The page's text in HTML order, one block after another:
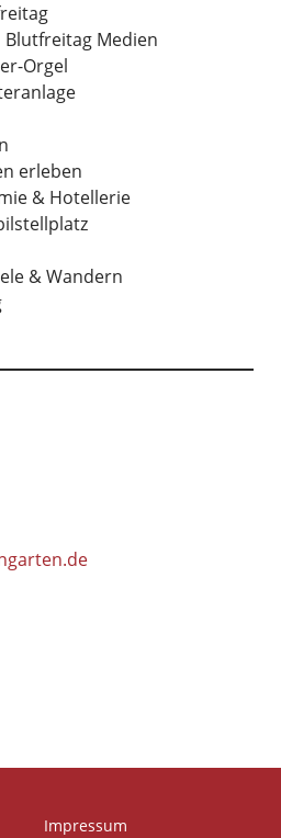
Blutfreitag Medien
Orgel
erleben
& Hotellerie
& Wandern
Impressum